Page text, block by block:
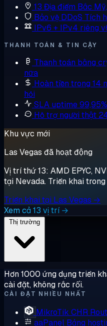
13 Địa điểm Bắc
Bảo vệ DDoS Tích
IPv6 + IPv4 riêng
THANH TOÁN & TIN CẬY
Thanh toán bằng
nữa
Hoàn tiền trong 14
hỏi
SLA uptime 99,95%
Hỗ trợ người thật
Khu vực mới
Las Vegas đã hoạt động
Vị trí thứ 13: AMD EPYC,
tại Nevada. Triển khai
Triển khai tại Las Vegas →
Xem cả 13 vị trí →
Hơn 1000 ứng dụng triển
cài đặt, không rắc rối.
CÀI ĐẶT NHIỀU NHẤT
MikroTik CHR
aaPanel Bảng